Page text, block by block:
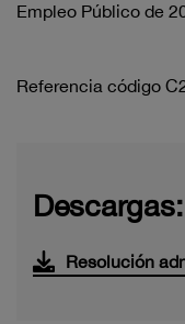
Empleo Público de
Referencia código
Descargas:
Resolución